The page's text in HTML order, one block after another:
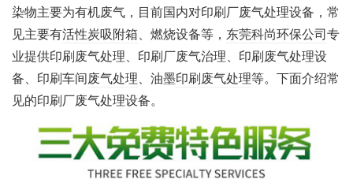
染物主要为有机废气，目前国内对印刷厂废气处理设备，常
见主要有活性炭吸附箱、燃烧设备等， 东莞科尚环保公司专
业提供印刷废气处理、印刷厂废气治理、印刷废气处理设
备、印刷车间废气处理、油墨印刷废气处理等。下面介绍常
见的印刷厂废气处理设备。